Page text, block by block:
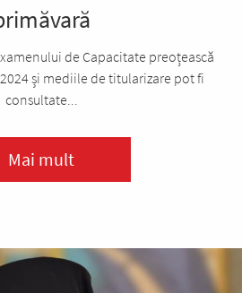
de Capacitate preoțească
și mediile de titularizare pot fi
consultate...
Mai mult